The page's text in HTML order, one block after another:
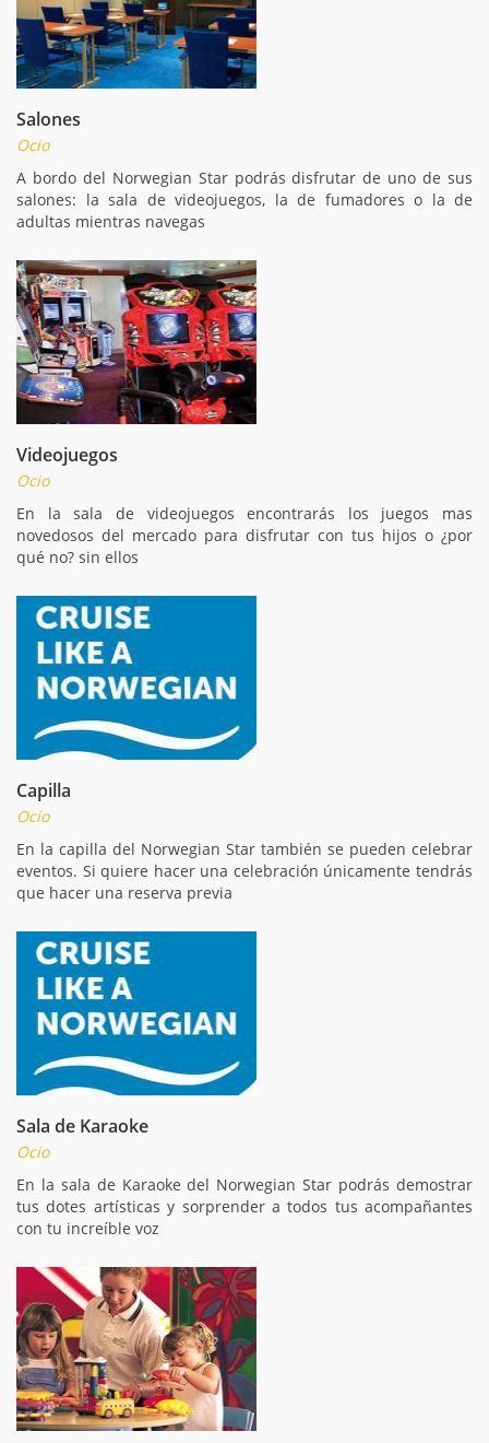
Salones
Ocio
A bordo del Norwegian Star podrás disfrutar de uno de sus
salones: la sala de videojuegos, la de fumadores o la de
adultas mientras navegas
Videojuegos
Ocio
En la sala de videojuegos encontrarás los juegos mas
novedosos del mercado para disfrutar con tus hijos o ¿por
qué no? sin ellos
Capilla
Ocio
En la capilla del Norwegian Star también se pueden celebrar
eventos. Si quiere hacer una celebración únicamente tendrás
que hacer una reserva previa
Sala de Karaoke
Ocio
En la sala de Karaoke del Norwegian Star podrás demostrar
tus dotes artísticas y sorprender a todos tus acompañantes
con tu increíble voz